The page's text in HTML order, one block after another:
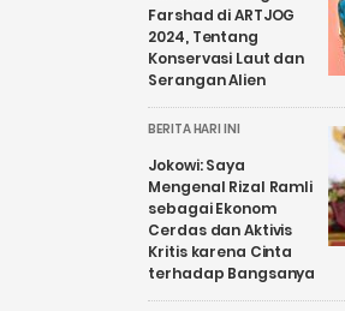
Farshad di ARTJOG
2024, Tentang
Konservasi Laut dan
Serangan Alien
BERITA HARI INI
Jokowi: Saya
Mengenal Rizal Ramli
sebagai Ekonom
Cerdas dan Aktivis
Kritis karena Cinta
terhadap Bangsanya